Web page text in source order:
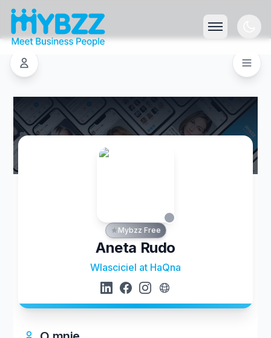
Mybzz Free
Aneta Rudo
Wlasciciel at HaQna